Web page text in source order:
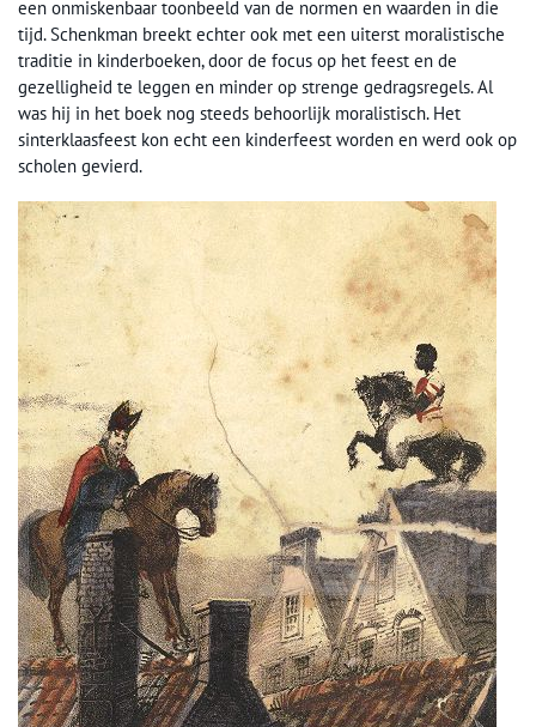
een onmiskenbaar toonbeeld van de normen en waarden in die
tijd. Schenkman breekt echter ook met een uiterst moralistische
traditie in kinderboeken, door de focus op het feest en de
gezelligheid te leggen en minder op strenge gedragsregels. Al
was hij in het boek nog steeds behoorlijk moralistisch. Het
sinterklaasfeest kon echt een kinderfeest worden en werd ook op
scholen gevierd.